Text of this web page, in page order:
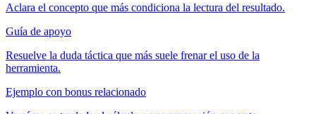
Aclara el concepto que más condiciona la lectura del resultado.
Guía de apoyo
Resuelve la duda táctica que más suele frenar el uso de la
herramienta.
Ejemplo con bonus relacionado